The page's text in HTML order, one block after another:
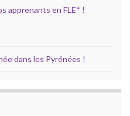
apprenants en FLE* !
dans les Pyrénées !